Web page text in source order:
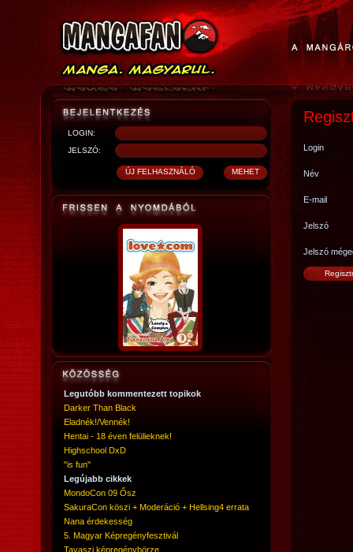
LOGIN:
JELSZÓ:
Legutóbb kommentezett topikok
Darker Than Black
Eladnék!/Vennék!
Hentai - 18 éven felülieknek!
Highschool DxD
"is fun"
Legújabb cikkek
MondoCon 09 Ősz
SakuraCon köszi + Moderáció + Hellsing4 errata
Nana érdekesség
5. Magyar Képregényfesztivál
Tavaszi képregénybörze
Login
Név
E-mail
Jelszó
Jelszó